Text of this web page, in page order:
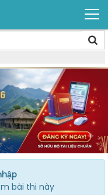
bài thi này